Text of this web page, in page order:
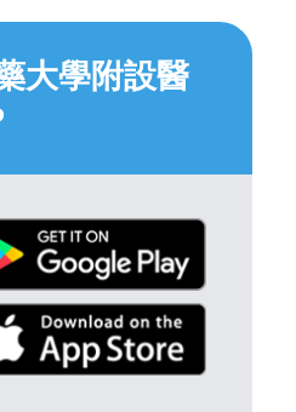
大學附設醫